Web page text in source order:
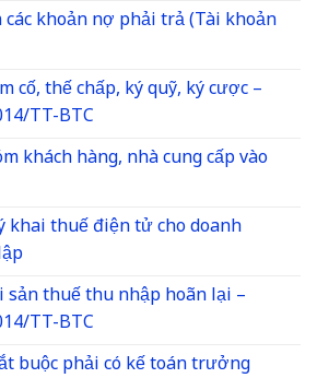
khoản nợ phải trả (Tài khoản
cố, thế chấp, ký quỹ, ký cược –
TT-BTC
khách hàng, nhà cung cấp vào
khai thuế điện tử cho doanh
sản thuế thu nhập hoãn lại –
TT-BTC
buộc phải có kế toán trưởng